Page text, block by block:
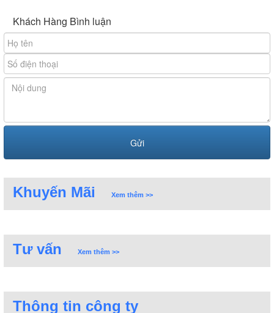
Khách Hàng Bình luận
Khuyến Mãi Xem thêm >>
Tư vấn Xem thêm >>
Thông tin công ty